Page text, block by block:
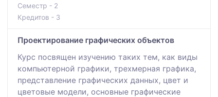
Семестр - 2
Кредитов - 3
Проектирование графических объектов
Курс посвящен изучению таких тем, как виды
компьютерной графики, трехмерная графика,
представление графических данных, цвет и
цветовые модели, основные графические